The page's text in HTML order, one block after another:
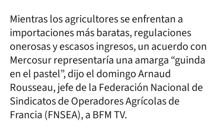
Mientras los agricultores se enfrentan a
importaciones más baratas, regulaciones
onerosas y escasos ingresos, un acuerdo con
Mercosur representaría una amarga “guinda
en el pastel”, dijo el domingo Arnaud
Rousseau, jefe de la Federación Nacional de
Sindicatos de Operadores Agrícolas de
Francia (FNSEA), a BFM TV.